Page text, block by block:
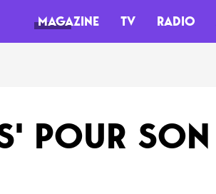
MAGAZINE TV RADIO
Clips
POUR SON